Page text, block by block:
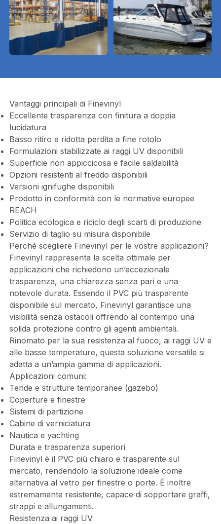
Vantaggi principali di Finevinyl
Eccellente trasparenza con finitura a doppia
lucidatura
Basso ritiro e ridotta perdita a fine rotolo
Formulazioni stabilizzate ai raggi UV disponibili
Superficie non appiccicosa e facile saldabilità
Opzioni resistenti al freddo disponibili
Versioni ignifughe disponibili
Prodotto in conformità con le normative europee
REACH
Politica ecologica e riciclo degli scarti di produzione
Servizio di taglio su misura disponibile
Perché scegliere Finevinyl per le vostre applicazioni?
Finevinyl rappresenta la scelta ottimale per
applicazioni che richiedono un’eccezionale
trasparenza, una chiarezza senza pari e una
notevole durata. Essendo il PVC più trasparente
disponibile sul mercato, Finevinyl garantisce una
visibilità senza ostacoli offrendo al contempo una
solida protezione contro gli agenti ambientali.
Rinomato per la sua resistenza al fuoco, ai raggi UV e
alle basse temperature, questa soluzione versatile si
adatta a un’ampia gamma di applicazioni.
Applicazioni comuni:
Tende e strutture temporanee (gazebo)
Coperture e finestre
Sistemi di partizione
Cabine di verniciatura
Nautica e yachting
Durata e trasparenza superiori
Finevinyl è il PVC più chiaro e trasparente sul
mercato, rendendolo la soluzione ideale come
alternativa al vetro per finestre o porte. È inoltre
estremamente resistente, capace di sopportare graffi,
strappi e allungamenti.
Resistenza ai raggi UV